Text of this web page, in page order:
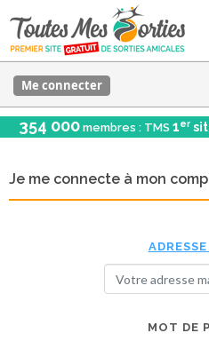
Me connecter
354 000 membres : TMS 1er
Je me connecte à mon
MOT DE